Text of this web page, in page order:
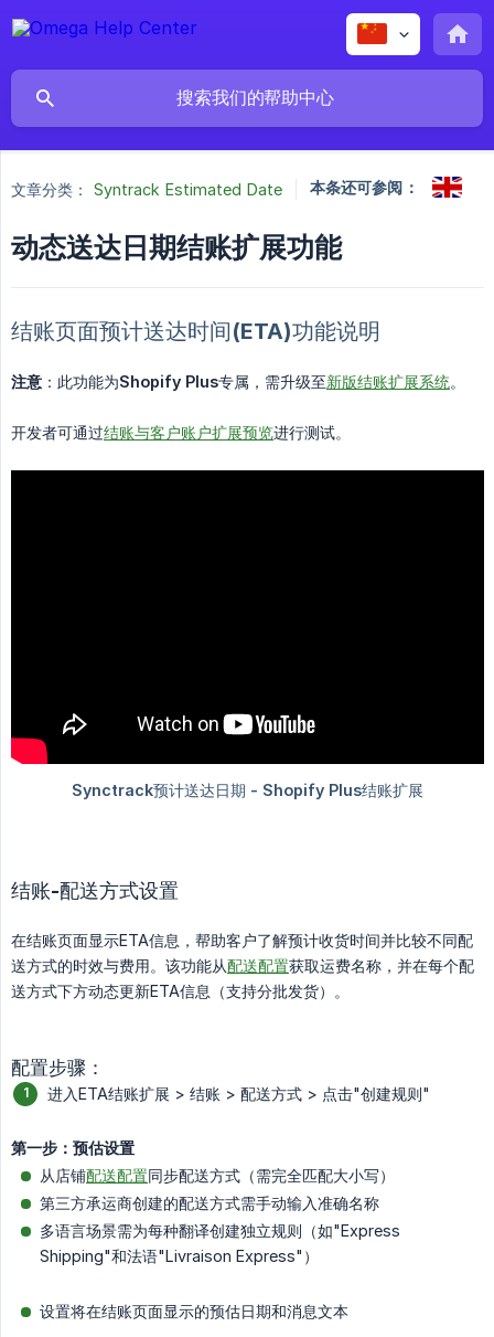
文章分类： Syntrack Estimated Date 本条还可参阅：
动态送达日期结账扩展功能
结账页面预计送达时间(ETA)功能说明
注意 ：此功能为Shopify Plus专属，需升级至新版结账扩展系统。
开发者可通过结账与客户账户扩展预览进行测试。
结账-配送方式设置
在结账页面显示ETA信息，帮助客户了解预计收货时间并比较不同配
送方式的时效与费用。该功能从配送配置获取运费名称，并在每个配
送方式下方动态更新ETA信息（支持分批发货）。
配置步骤：
进入ETA结账扩展 > 结账 > 配送方式 > 点击"创建规则"
第一步：预估设置
从店铺配送配置同步配送方式（需完全匹配大小写）
第三方承运商创建的配送方式需手动输入准确名称
多语言场景需为每种翻译创建独立规则（如"Express
Shipping"和法语"Livraison Express"）
设置将在结账页面显示的预估日期和消息文本